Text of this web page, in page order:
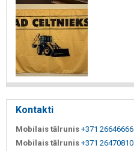
Kontakti
Mobilais tālrunis +371 26646666
Mobilais tālrunis +371 26470810